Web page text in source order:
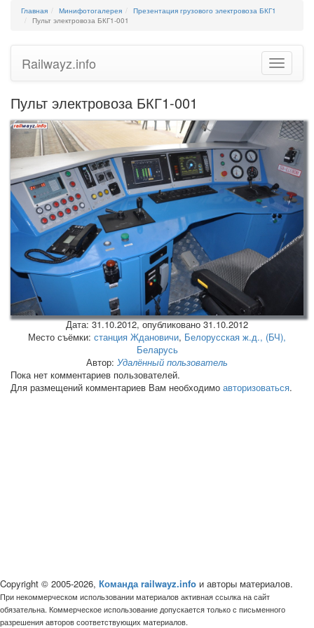
Главная Минифотогалерея
Презентация грузового электровоза БКГ1
Пульт электровоза БКГ1-001
Toggle
Railwayz.info
Пульт электровоза БКГ1-001
Дата:31.10.2012, опубликовано 31.10.2012
Место съёмки: станция Ждановичи, Белорусская ж.д., (БЧ),
Беларусь
Автор: Удалённый пользователь
Пока нет комментариев пользователей.
Для размещений комментариев Вам необходимо авторизоваться.
Copyright © 2005-2026, Команда railwayz.info и авторы материалов.
При некоммерческом использовании материалов активная ссылка на сайт
обязательна. Коммерческое использование допускается только с письменного
разрешения авторов соответствующих материалов.